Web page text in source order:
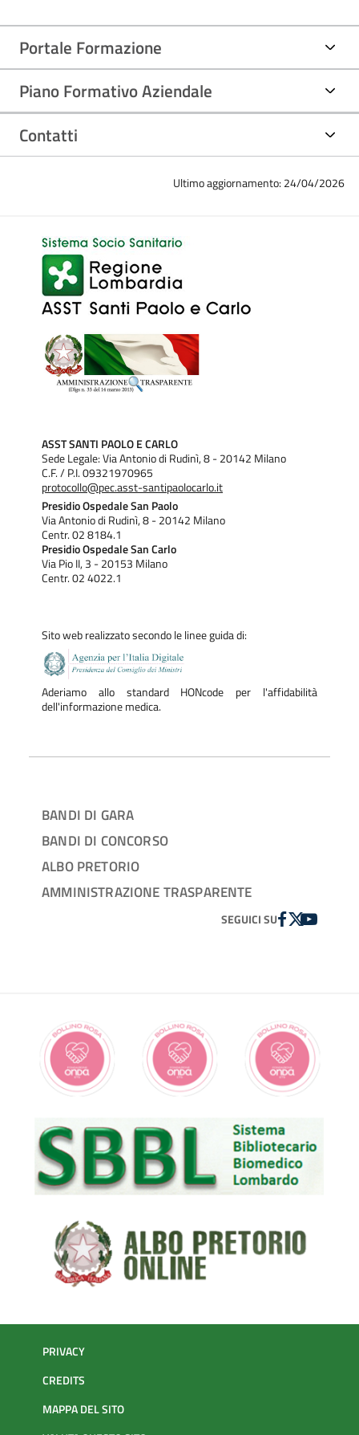
Portale Formazione
Piano Formativo Aziendale
Contatti
Ultimo aggiornamento: 24/04/2026
ASST SANTI PAOLO E CARLO
Sede Legale: Via Antonio di Rudinì, 8 - 20142 Milano
C.F. / P.I. 09321970965
protocollo@pec.asst-santipaolocarlo.it
Presidio Ospedale San Paolo
Via Antonio di Rudinì, 8 - 20142 Milano
Centr. 02 8184.1
Presidio Ospedale San Carlo
Via Pio II, 3 - 20153 Milano
Centr. 02 4022.1
Sito web realizzato secondo le linee guida di:
Aderiamo allo standard HONcode per l'affidabilità
dell'informazione medica.
BANDI DI GARA
BANDI DI CONCORSO
ALBO PRETORIO
AMMINISTRAZIONE TRASPARENTE
SEGUICI SUFACEBOOK
TWITTER
YOUTUBE
PRIVACY
CREDITS
MAPPA DEL SITO